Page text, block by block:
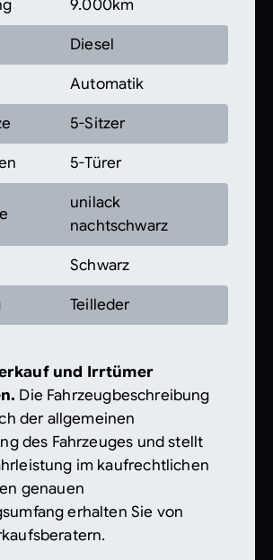
9.000km
Diesel
Automatik
5-Sitzer
5-Türer
unilack
nachtschwarz
Schwarz
Teilleder
und Irrtümer
Die Fahrzeugbeschreibung
der allgemeinen
des Fahrzeuges und stellt
im kaufrechtlichen
genauen
erhalten Sie von